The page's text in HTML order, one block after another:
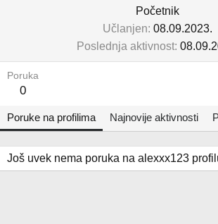
Početnik
Učlanjen 08.09.2023.
Poslednja aktivnost
Poruka
0
Poruke na profilima Najnovije aktivnosti
Još uvek nema poruka na alexxx123